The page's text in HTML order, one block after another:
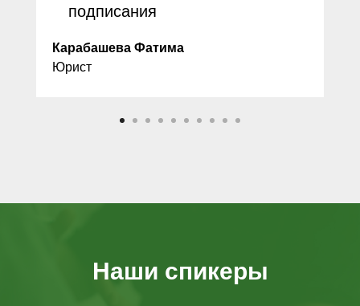
подписания
Карабашева Фатима
Юрист
Наши спикеры